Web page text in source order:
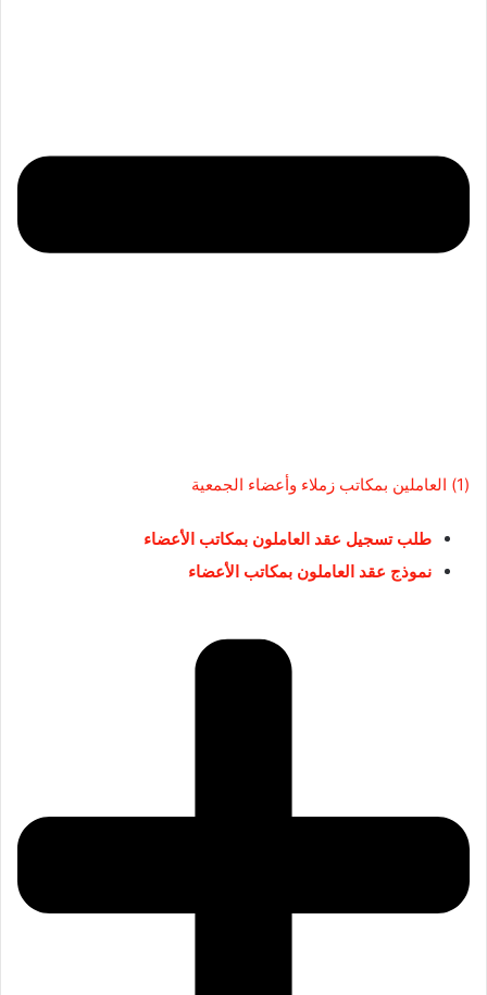
(1) العاملين بمكاتب زملاء وأعضاء الجمعية
طلب تسجيل عقد العاملون بمكاتب الأعضاء
نموذج عقد العاملون بمكاتب الأعضاء